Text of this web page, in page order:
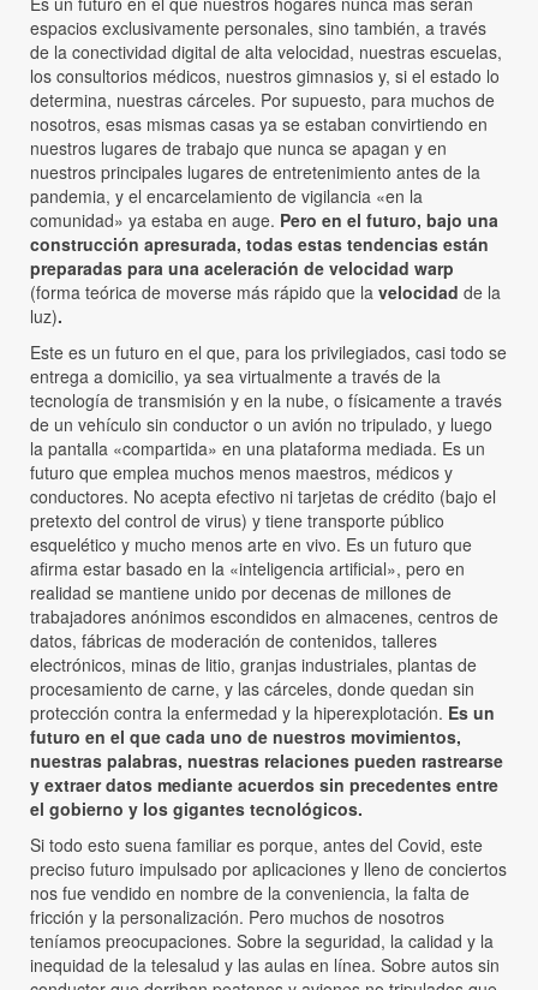
espacios exclusivamente personales, sino también, a través
de la conectividad digital de alta velocidad, nuestras escuelas,
los consultorios médicos, nuestros gimnasios y, si el estado lo
determina, nuestras cárceles. Por supuesto, para muchos de
nosotros, esas mismas casas ya se estaban convirtiendo en
nuestros lugares de trabajo que nunca se apagan y en
nuestros principales lugares de entretenimiento antes de la
pandemia, y el encarcelamiento de vigilancia «en la
comunidad» ya estaba en auge. Pero en el futuro, bajo una
construcción apresurada, todas estas tendencias están
preparadas para una aceleración de velocidad warp
(forma teórica de moverse más rápido que la velocidad de la
luz).
Este es un futuro en el que, para los privilegiados, casi todo se
entrega a domicilio, ya sea virtualmente a través de la
tecnología de transmisión y en la nube, o físicamente a través
de un vehículo sin conductor o un avión no tripulado, y luego
la pantalla «compartida» en una plataforma mediada. Es un
futuro que emplea muchos menos maestros, médicos y
conductores. No acepta efectivo ni tarjetas de crédito (bajo el
pretexto del control de virus) y tiene transporte público
esquelético y mucho menos arte en vivo. Es un futuro que
afirma estar basado en la «inteligencia artificial», pero en
realidad se mantiene unido por decenas de millones de
trabajadores anónimos escondidos en almacenes, centros de
datos, fábricas de moderación de contenidos, talleres
electrónicos, minas de litio, granjas industriales, plantas de
procesamiento de carne, y las cárceles, donde quedan sin
protección contra la enfermedad y la hiperexplotación. Es un
futuro en el que cada uno de nuestros movimientos,
nuestras palabras, nuestras relaciones pueden rastrearse
y extraer datos mediante acuerdos sin precedentes entre
el gobierno y los gigantes tecnológicos.
Si todo esto suena familiar es porque, antes del Covid, este
preciso futuro impulsado por aplicaciones y lleno de conciertos
nos fue vendido en nombre de la conveniencia, la falta de
fricción y la personalización. Pero muchos de nosotros
teníamos preocupaciones. Sobre la seguridad, la calidad y la
inequidad de la telesalud y las aulas en línea. Sobre autos sin